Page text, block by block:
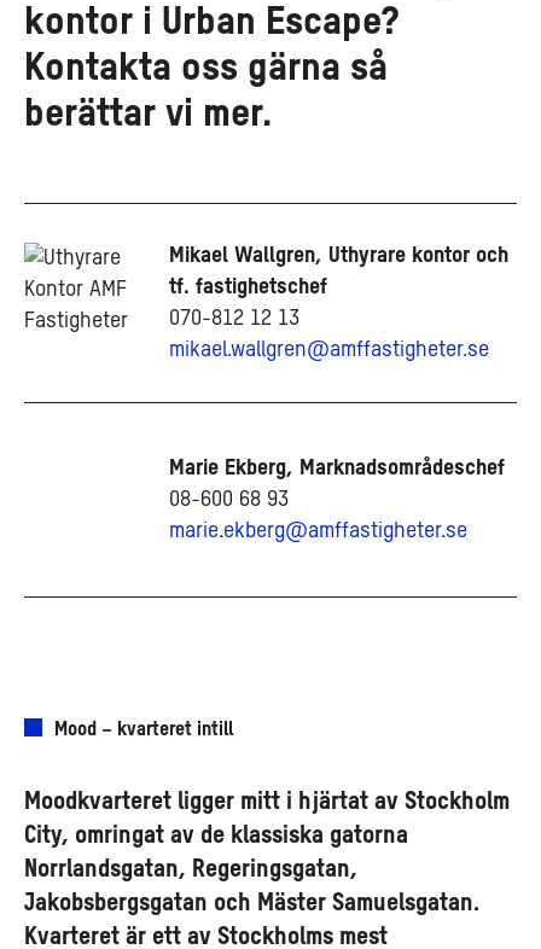
kontor i Urban Escape?
Kontakta oss gärna så
berättar vi mer.
Mikael Wallgren, Uthyrare kontor och
tf. fastighetschef
070-812 12 13
mikael.wallgren@amffastigheter.se
Marie Ekberg, Marknadsområdeschef
08-600 68 93
marie.ekberg@amffastigheter.se
Mood – kvarteret intill
Moodkvarteret ligger mitt i hjärtat av Stockholm
City, omringat av de klassiska gatorna
Norrlandsgatan, Regeringsgatan,
Jakobsbergsgatan och Mäster Samuelsgatan.
Kvarteret är ett av Stockholms mest